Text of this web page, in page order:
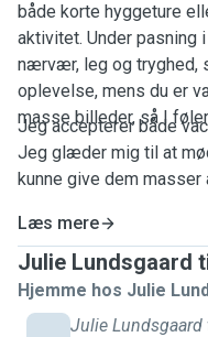
både korte hyggeture
aktivitet. Under
nærvær, leg og
oplevelse, mens du er
masse billeder, såI
Jeg accepterer både
Jeg glæder mig til at
kunne give dem
Læs mere
Julie Lundsgaard
Hjemme hos Julie
Julie